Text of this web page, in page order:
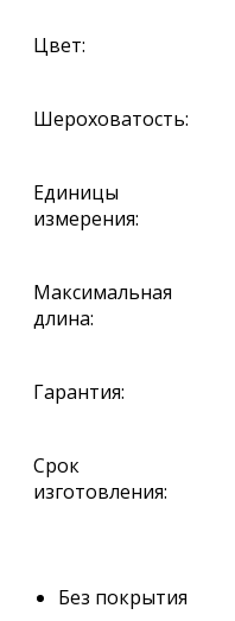
Цвет:
Шероховатость:
Единицы
измерения:
Максимальная
длина:
Гарантия:
Срок
изготовления:
Без покрытия